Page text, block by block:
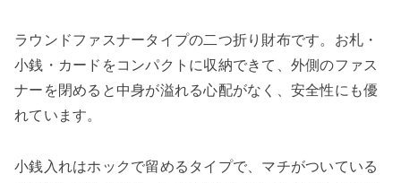
ラウンドファスナータイプの二つ折り財布です。お札・
小銭・カードをコンパクトに収納できて、外側のファス
ナーを閉めると中身が溢れる心配がなく、安全性にも優
れています。
小銭入れはホックで留めるタイプで、マチがついている